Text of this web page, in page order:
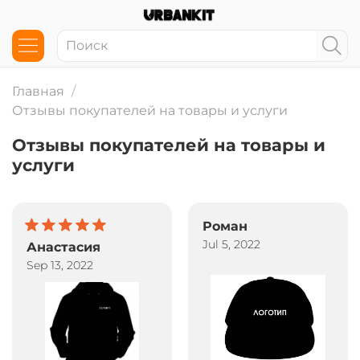
Главная
Отзывы покупателей на товары и услуги
Отзывы покупателей на товары и
услуги
Анастасия
Sep 13, 2022
Роман
Jul 5, 2022